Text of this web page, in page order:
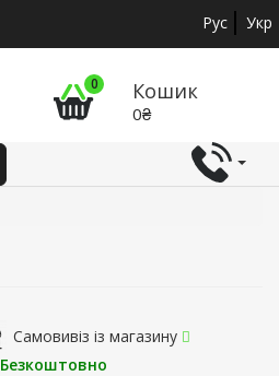
Рус Укр
0 Кошик
0₴
Самовивіз із магазину
Безкоштовно